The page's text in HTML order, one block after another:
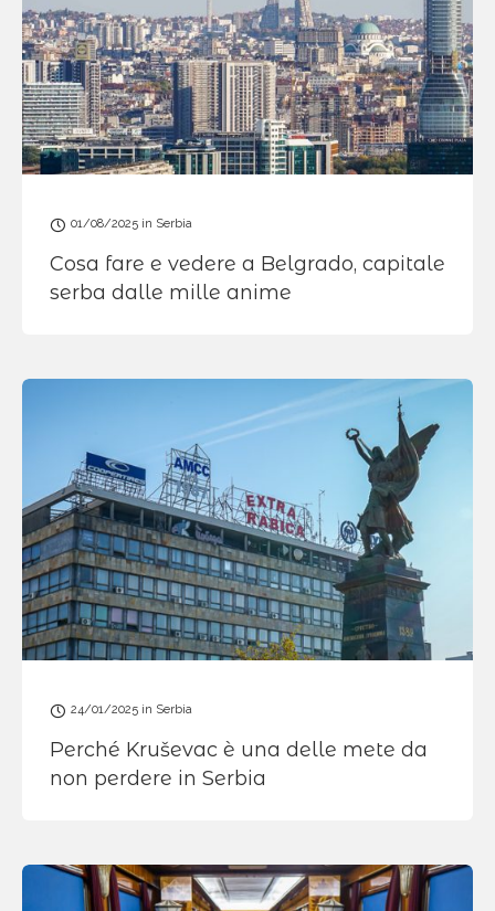
01/08/2025 in Serbia
Cosa fare e vedere a Belgrado, capitale
serba dalle mille anime
24/01/2025 in Serbia
Perché Kruševac è una delle mete da
non perdere in Serbia